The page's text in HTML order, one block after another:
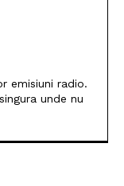
emisiuni radio.